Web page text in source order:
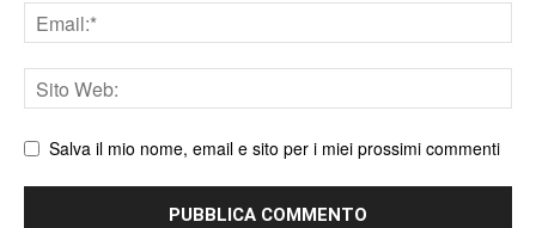
Email
Sito
web
Salva il mio nome, email e sito per i miei prossimi commenti